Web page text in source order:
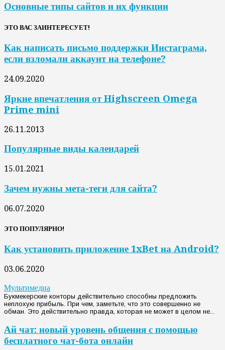
Основные типы сайтов и их функции
ЭТО ВАС ЗАИНТЕРЕСУЕТ!
Как написать письмо поддержки Инстаграма,
если взломали аккаунт на телефоне?
24.09.2020
Яркие впечатления от Highscreen Omega
Prime mini
26.11.2013
Популярные виды календарей
15.01.2021
Зачем нужны мета-теги для сайта?
06.07.2020
ЭТО ПОПУЛЯРНО!
Как установить приложение 1xBet на Android?
03.06.2020
Мультимедиа
Букмекерские конторы действительно способны предложить
неплохую прибыль. При чем, заметьте, что это совершенно не
обман. Это действительно правда, которая не может в целом не...
Ай чат: новый уровень общения с помощью
бесплатного чат-бота онлайн